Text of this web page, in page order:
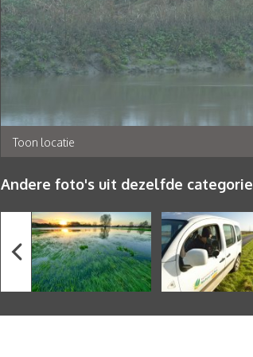
Toon locatie
Andere foto's uit dezelfde categorie